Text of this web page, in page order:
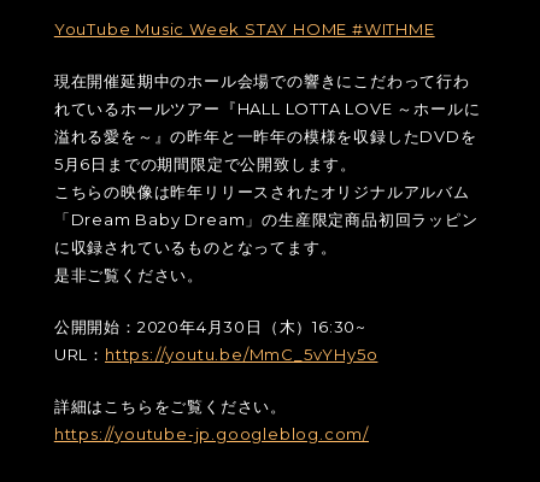
YouTube Music Week STAY HOME #WITHME
現在開催延期中のホール会場での響きにこだわって行わ
れているホールツアー『HALL LOTTA LOVE ～ホールに
溢れる愛を～』の昨年と一昨年の模様を収録したDVDを
5月6日までの期間限定で公開致します。
こちらの映像は昨年リリースされたオリジナルアルバム
「Dream Baby Dream」の生産限定商品初回ラッピン
に収録されているものとなってます。
是非ご覧ください。
公開開始：2020年4月30日（木）16:30~
URL： https://youtu.be/MmC_5vYHy5o
詳細はこちらをご覧ください。
https://youtube-jp.googleblog.com/